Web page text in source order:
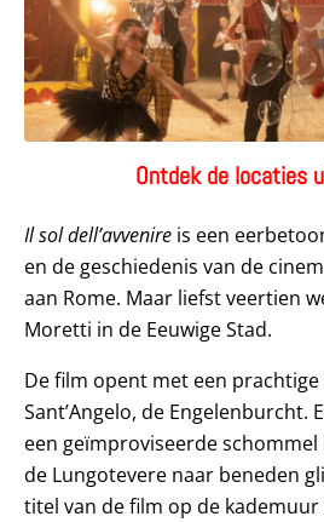
Ontdek de locaties
Il sol dell’avvenire is een
en de geschiedenis van de
aan Rome. Maar liefst veertien
Moretti in de Eeuwige Stad.
De film opent met een prachtige
Sant’Angelo, de Engelenburcht.
een geïmproviseerde
de Lungotevere naar beneden
titel van de film op de kademuur